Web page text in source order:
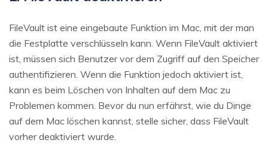
FileVault ist eine eingebaute Funktion im Mac, mit der man
die Festplatte verschlüsseln kann. Wenn FileVault aktiviert
ist, müssen sich Benutzer vor dem Zugriff auf den Speicher
authentifizieren. Wenn die Funktion jedoch aktiviert ist,
kann es beim Löschen von Inhalten auf dem Mac zu
Problemen kommen. Bevor du nun erfährst, wie du Dinge
auf dem Mac löschen kannst, stelle sicher, dass FileVault
vorher deaktiviert wurde.